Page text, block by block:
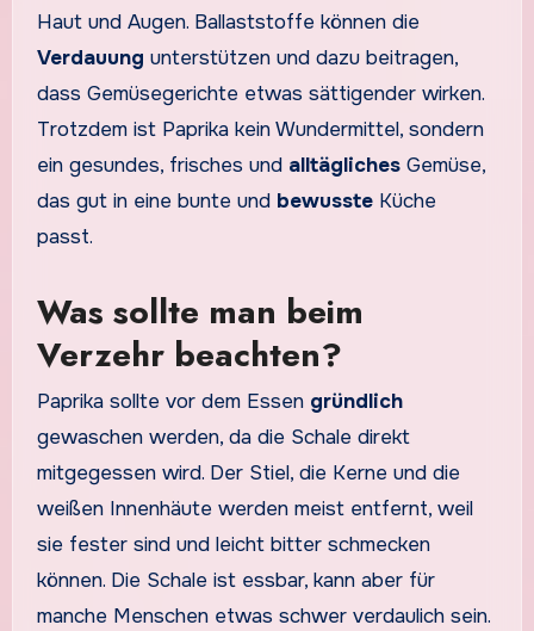
Haut und Augen. Ballaststoffe können die
Verdauung unterstützen und dazu beitragen,
dass Gemüsegerichte etwas sättigender wirken.
Trotzdem ist Paprika kein Wundermittel, sondern
ein gesundes, frisches und alltäglichesGemüse,
das gut in eine bunte und bewussteKüche
passt.
Was sollte man beim
Verzehr beachten?
Paprika sollte vor dem Essen gründlich
gewaschen werden, da die Schale direkt
mitgegessen wird. Der Stiel, die Kerne und die
weißen Innenhäute werden meist entfernt, weil
sie fester sind und leicht bitter schmecken
können. Die Schale ist essbar, kann aber für
manche Menschen etwas schwer verdaulich sein.